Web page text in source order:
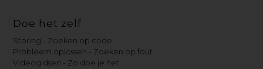
Doe het zelf
Storing - Zoeken op code
Probleem oplossen - Zoeken op fout
Videogidsen - Zo doe je het